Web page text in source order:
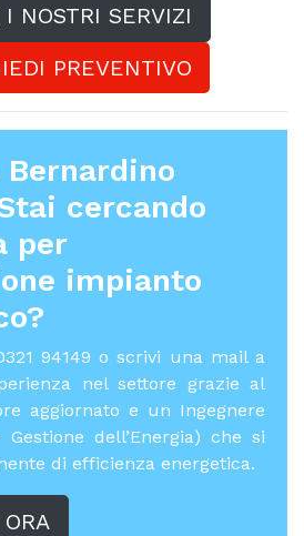
NOSTRI SERVIZI
PREVENTIVO
cercando
per
impianto
?
94149 o scrivi una mail a
nel settore grazie al
aggiornato e un Ingegnere
dell’Energia) che si
di efficienza energetica.